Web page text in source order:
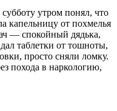
утром понял, что
капельницу от похмелья
— спокойный дядька,
таблетки от тошноты,
просто сняли ломку.
похода в наркологию,